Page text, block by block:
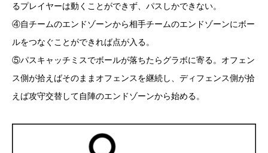
るプレイヤーは動くことができず、パスしかできない。
④自チームのエンドゾーンから相手チームのエンドゾーンにボー
ルをつなぐことができれば点が入る。
⑤パスキャッチミスでボールが落ちたらグラボに寄る。オフェン
ス側が拾えばそのままオフェンスを継続し、ディフェンス側が拾
えば攻守交替して自陣のエンドゾーンから始める。